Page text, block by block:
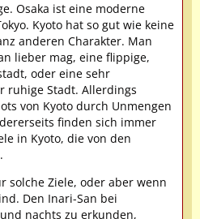
Osaka ist eine moderne
Kyoto hat so gut wie keine
anderen Charakter. Man
lieber mag, eine flippige,
oder eine sehr
ruhige Stadt. Allerdings
von Kyoto durch Unmengen
finden sich immer
in Kyoto, die von den
solche Ziele, oder aber wenn
Den Inari-San bei
nachts zu erkunden,